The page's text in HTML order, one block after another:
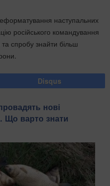
наступальних
російського командування
спробу знайти більш
Disqus
нові
Що варто знати